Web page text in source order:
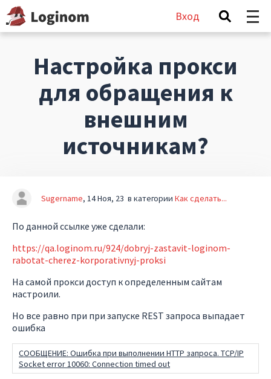
Вход
Настройка прокси
для обращения к
внешним
источникам?
Sugername 14 Ноя, 23 в категории Как сделать...
По данной ссылке уже сделали:
https://qa.loginom.ru/924/dobryj-zastavit-loginom-
rabotat-cherez-korporativnyj-proksi
На самой прокси доступ к определенным сайтам
настроили.
Но все равно при при запуске REST запроса выпадает
ошибка
СООБЩЕНИЕ: Ошибка при выполнении HTTP запроса. TCP/IP
Socket error 10060: Connection timed out